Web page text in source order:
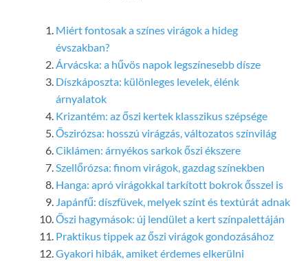
Miért fontosak a színes virágok a hideg
évszakban?
Árvácska: a hűvös napok legszínesebb dísze
Díszkáposzta: különleges levelek, élénk
árnyalatok
Krizantém: az őszi kertek klasszikus szépsége
Őszirózsa: hosszú virágzás, változatos színvilág
Ciklámen: árnyékos sarkok őszi ékszere
Szellőrózsa: finom virágok, gazdag színekben
Hanga: apró virágokkal tarkított bokrok ősszel is
Japánfű: díszfüvek, melyek színt és textúrát adnak
Őszi hagymások: új lendület a kert színpalettáján
Praktikus tippek az őszi virágok gondozásához
Gyakori hibák, amiket érdemes elkerülni